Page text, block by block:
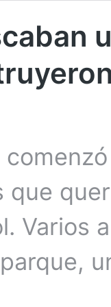
que
Varios